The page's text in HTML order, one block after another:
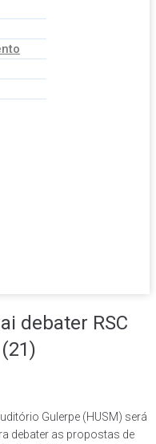
debater RSC
Gulerpe (HUSM) será
debater as propostas de